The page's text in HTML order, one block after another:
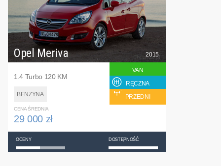
Opel Meriva
1.4 Turbo 120 KM
BENZYNA
2015
VAN
RĘCZNA
PRZEDNI
CENA ŚREDNIA
29 000 zł
OCENY DOSTĘPNOŚĆ